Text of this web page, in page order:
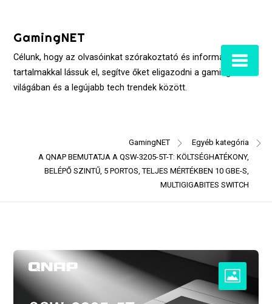
contentGamingNET
Célunk, hogy az olvasóinkat szórakoztató és informatív
tartalmakkal lássuk el, segítve őket eligazodni a gaming
világában és a legújabb tech trendek között.
GamingNET
Egyéb kategória
A QNAP BEMUTATJA A QSW-3205-5T-T: KÖLTSÉGHATÉKONY,
BELÉPŐ SZINTŰ, 5 PORTOS, TELJES MÉRTÉKBEN 10 GBE-S,
MULTIGIGABITES SWITCH